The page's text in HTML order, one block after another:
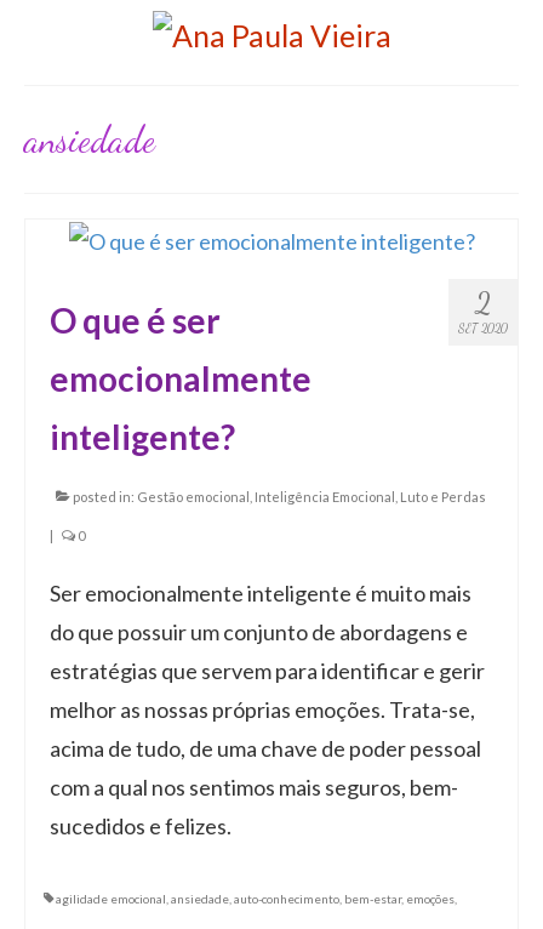
ansiedade
2
SET 2020
O que é ser
emocionalmente
inteligente?
posted in: Gestão emocional Inteligência Emocional Luto e Perdas
0
Ser emocionalmente inteligente é muito mais
do que possuir um conjunto de abordagens e
estratégias que servem para identificar e gerir
melhor as nossas próprias emoções. Trata-se,
acima de tudo, de uma chave de poder pessoal
com a qual nos sentimos mais seguros, bem-
sucedidos e felizes.
agilidade emocional ansiedade auto-conhecimento bem-estar, emoções